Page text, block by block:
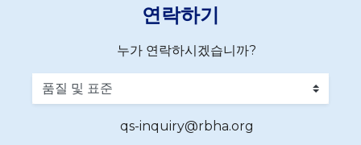
연락하기
누가 연락하시겠습니까?
qs-inquiry@rbha.org